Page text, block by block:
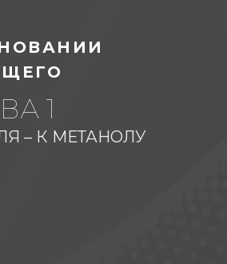
1
– К МЕТАНОЛУ